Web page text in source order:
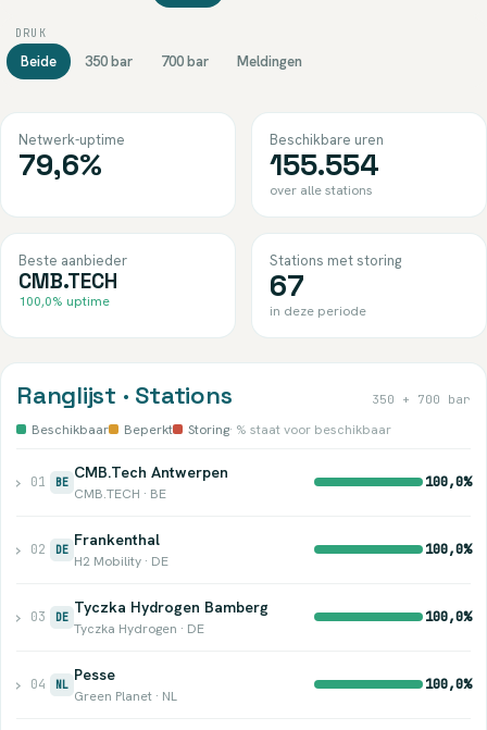
DRUK
Beide 350 bar 700 bar Meldingen
Netwerk-uptime
79,6%
Beschikbare uren
155.554
over alle stations
Beste aanbieder
CMB.TECH
100,0% uptime
Stations met storing
67
in deze periode
Ranglijst · Stations 350 + 700 bar
Beschikbaar Beperkt Storing· % staat voor beschikbaar
› 01 BE
CMB.Tech Antwerpen
CMB.TECH · BE
100,0%
› 02 DE
Frankenthal
H2 Mobility · DE
100,0%
› 03 DE
Tyczka Hydrogen Bamberg
Tyczka Hydrogen · DE
100,0%
› 04 NL
Pesse
Green Planet · NL
100,0%